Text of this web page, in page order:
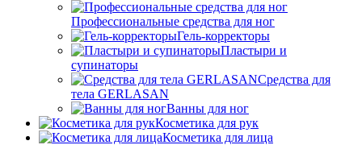
Профессиональные средства для ног
Гель-корректоры
Пластыри и
супинаторы
Средства для
тела GERLASAN
Ванны для ног
Косметика для рук
Косметика для лица